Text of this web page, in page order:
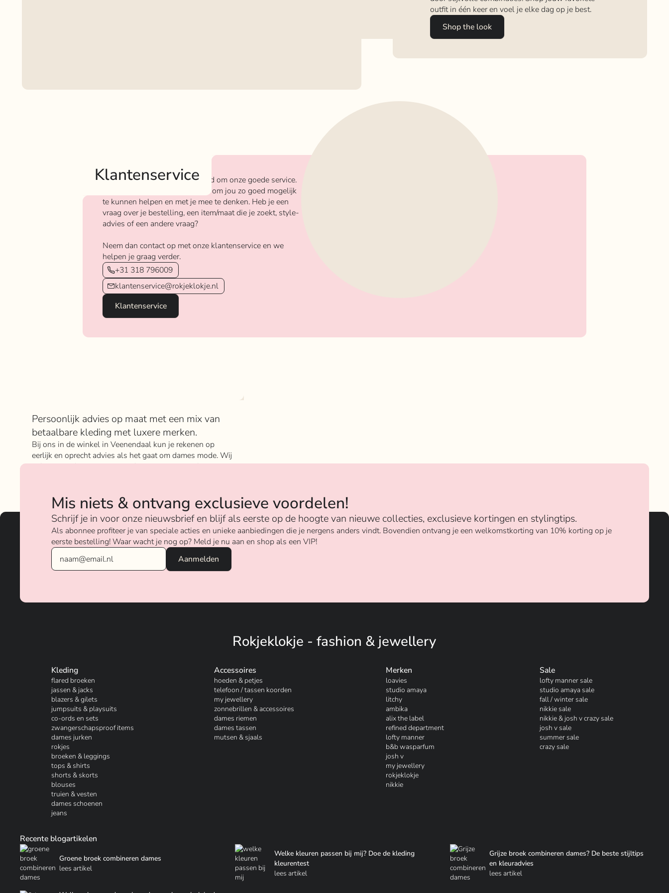
outfit in één keer en voel je elke dag op je best.
Shop the look
Klantenservice
Bij Rokjeklokje staan we bekend om onze goede service.
We vinden het super belangrijk om jou zo goed mogelijk
te kunnen helpen en met je mee te denken. Heb je een
vraag over je bestelling, een item/maat die je zoekt, style-
advies of een andere vraag?
Neem dan contact op met onze klantenservice en we
helpen je graag verder.
+31 318 796009
klantenservice@rokjeklokje.nl
Klantenservice
Over Rokje Klokje
Persoonlijk advies op maat met een mix van
betaalbare kleding met luxere merken.
Bij ons in de winkel in Veenendaal kun je rekenen op
eerlijk en oprecht advies als het gaat om dames mode. Wij
geloven sterk in ons concept; het mixen en matchen van
Over ons
Mis niets & ontvang exclusieve voordelen!
Schrijf je in voor onze nieuwsbrief en blijf als eerste op de hoogte van nieuwe collecties, exclusieve kortingen en stylingtips.
Als abonnee profiteer je van speciale acties en unieke aanbiedingen die je nergens anders vindt. Bovendien ontvang je een welkomstkorting van 10% korting op je
eerste bestelling! Waar wacht je nog op? Meld je nu aan en shop als een VIP!
Rokjeklokje - fashion & jewellery
Kleding
flared broeken
jassen & jacks
blazers & gilets
jumpsuits & playsuits
co-ords en sets
zwangerschapsproof items
dames jurken
rokjes
broeken & leggings
tops & shirts
shorts & skorts
blouses
truien & vesten
dames schoenen
jeans
Accessoires
hoeden & petjes
telefoon / tassen koorden
my jewellery
zonnebrillen & accessoires
dames riemen
dames tassen
mutsen & sjaals
Merken
loavies
studio amaya
litchy
ambika
alix the label
refined department
lofty manner
b&b wasparfum
josh v
my jewellery
rokjeklokje
nikkie
Sale
lofty manner sale
studio amaya sale
fall / winter sale
nikkie sale
nikkie & josh v crazy sale
josh v sale
summer sale
crazy sale
Recente blogartikelen
Groene broek combineren dames
lees artikel
Welke kleuren passen bij mij? Doe de kleding
kleurentest
lees artikel
Grijze broek combineren dames? De beste stijltips
en kleuradvies
lees artikel